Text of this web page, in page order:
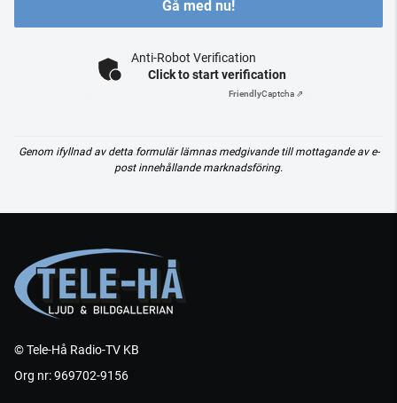
Gå med nu!
Anti-Robot Verification
Click to start verification
FriendlyCaptcha ⇗
Genom ifyllnad av detta formulär lämnas medgivande till mottagande av e-
post innehållande marknadsföring.
© Tele-Hå Radio-TV KB
Org nr: 969702-9156